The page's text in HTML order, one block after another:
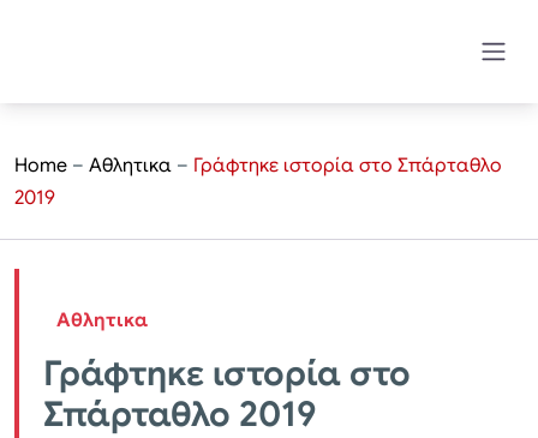
Home – Αθλητικα – Γράφτηκε ιστορία στο Σπάρταθλο
2019
Αθλητικα
Γράφτηκε ιστορία στο
Σπάρταθλο 2019